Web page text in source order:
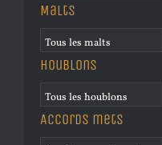
Malts
Houblons
Accords mets